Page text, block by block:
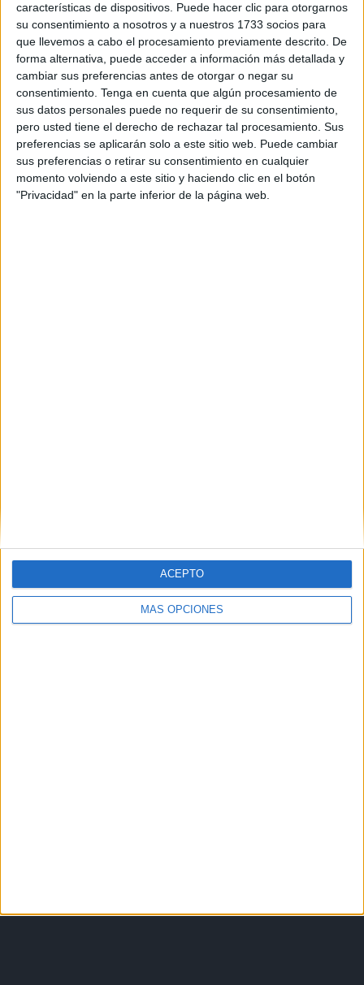
características de dispositivos. Puede hacer clic para otorgarnos
su consentimiento a nosotros y a nuestros 1733 socios para
que llevemos a cabo el procesamiento previamente descrito. De
forma alternativa, puede acceder a información más detallada y
cambiar sus preferencias antes de otorgar o negar su
consentimiento. Tenga en cuenta que algún procesamiento de
sus datos personales puede no requerir de su consentimiento,
pero usted tiene el derecho de rechazar tal procesamiento. Sus
preferencias se aplicarán solo a este sitio web. Puede cambiar
sus preferencias o retirar su consentimiento en cualquier
momento volviendo a este sitio y haciendo clic en el botón
"Privacidad" en la parte inferior de la página web.
MÁS OPCIONES
ACEPTO
UGT se suma a la concentración de las
cuatro culturas: "Ceuta necesita unidad,
respuestas y más recursos"
HACE 4 HORAS
Ceuta invadida, sus médicos
sobrepasados
HACE 5 HORAS
Carta abierta al ministro de Asuntos
Exteriores, Unión Europea y Cooperación